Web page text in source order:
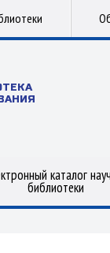
каталог
библиотеки